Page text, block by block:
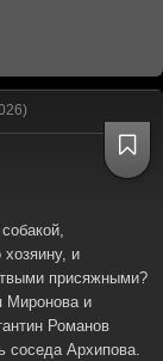
хозяину, и
присяжными?
Миронова и
Романов
соседа Архипова.